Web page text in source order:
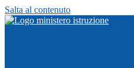
Salta al contenuto